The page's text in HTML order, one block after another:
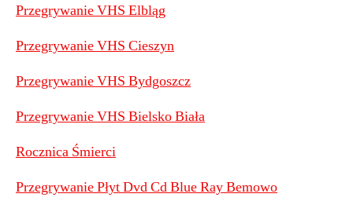
Przegrywanie VHS Elbląg
Przegrywanie VHS Cieszyn
Przegrywanie VHS Bydgoszcz
Przegrywanie VHS Bielsko Biała
Rocznica Śmierci
Przegrywanie Płyt Dvd Cd Blue Ray Bemowo